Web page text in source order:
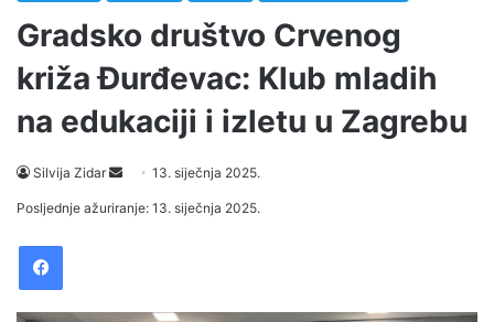
Gradsko društvo Crvenog
križa Đurđevac: Klub mladih
na edukaciji i izletu u Zagrebu
Silvija Zidar 13. siječnja 2025.
Posljednje ažuriranje: 13. siječnja 2025.